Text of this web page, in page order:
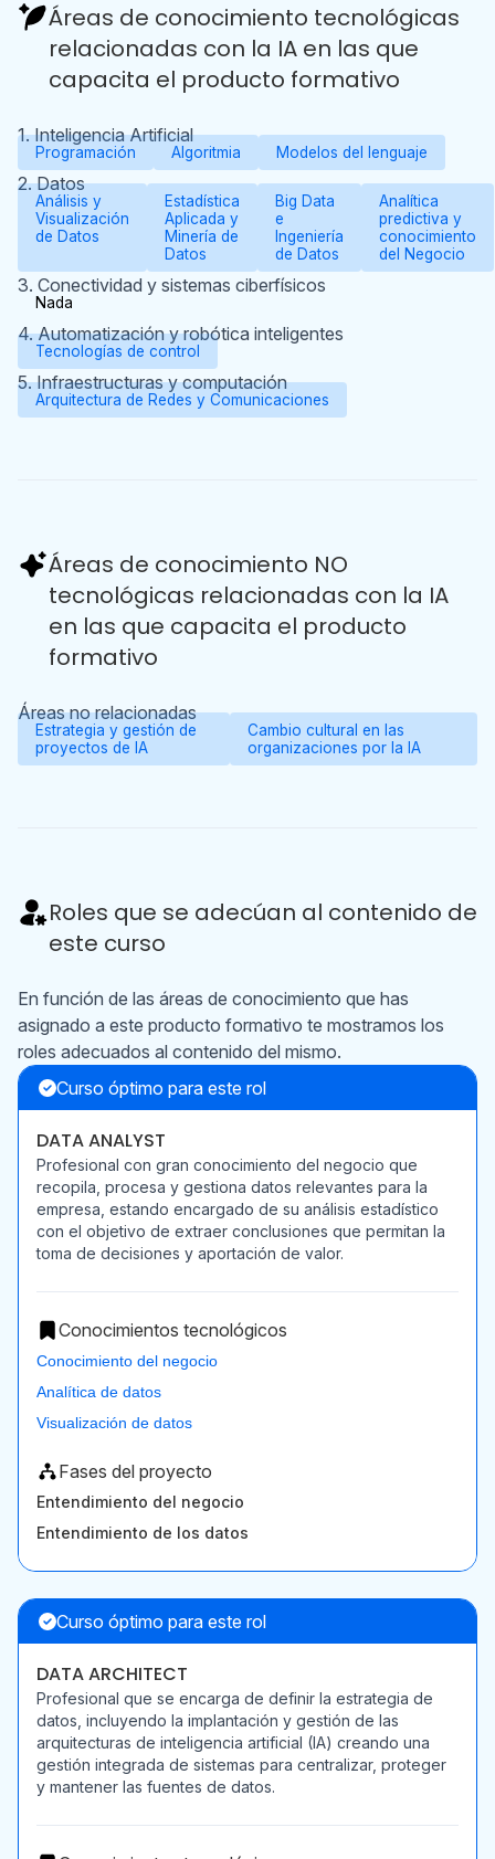
Áreas de conocimiento tecnológicas
relacionadas con la IA en las que
capacita el producto formativo
1. Inteligencia Artificial
Programación Algoritmia Modelos del lenguaje
2. Datos
Análisis y
Visualización
de Datos
Estadística
Aplicada y
Minería de
Datos
Big Data
e
Ingeniería
de Datos
Analítica
predictiva y
conocimiento
del Negocio
3. Conectividad y sistemas ciberfísicos
Nada
4. Automatización y robótica inteligentes
Tecnologías de control
5. Infraestructuras y computación
Arquitectura de Redes y Comunicaciones
Áreas de conocimiento NO
tecnológicas relacionadas con la IA
en las que capacita el producto
formativo
Áreas no relacionadas
Estrategia y gestión de
proyectos de IA
Cambio cultural en las
organizaciones por la IA
Roles que se adecúan al contenido de
este curso
En función de las áreas de conocimiento que has
asignado a este producto formativo te mostramos los
roles adecuados al contenido del mismo.
Curso óptimo para este rol
DATA ANALYST
Profesional con gran conocimiento del negocio que
recopila, procesa y gestiona datos relevantes para la
empresa, estando encargado de su análisis estadístico
con el objetivo de extraer conclusiones que permitan la
toma de decisiones y aportación de valor.
Conocimientos tecnológicos
Conocimiento del negocio
Analítica de datos
Visualización de datos
Fases del proyecto
Entendimiento del negocio
Entendimiento de los datos
Curso óptimo para este rol
DATA ARCHITECT
Profesional que se encarga de definir la estrategia de
datos, incluyendo la implantación y gestión de las
arquitecturas de inteligencia artificial (IA) creando una
gestión integrada de sistemas para centralizar, proteger
y mantener las fuentes de datos.